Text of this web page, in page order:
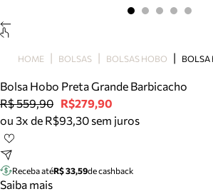
Bolsa
Tamanco
Tênis
Mule
Tire dúvidas sobre pedidos,
HOME BOLSAS BOLSAS HOBO
Bolsa Hobo Preta Grande Barbicacho
R$ 559,90 R$279,90
ou 3x de R$93,30 sem juros
Receba atéR$ 33,59de cashback
Saiba mais